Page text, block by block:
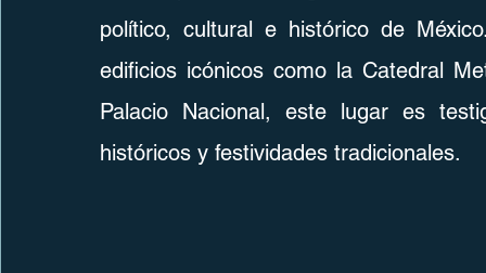
político, cultural e histórico de
edificios icónicos como la Catedral
Palacio Nacional, este lugar es
históricos y festividades tradicionales.